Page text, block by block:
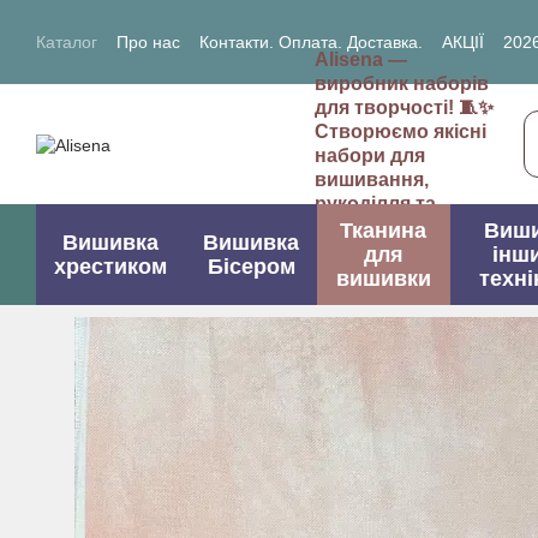
Каталог
Про нас Контакти. Оплата. Доставка. АКЦІЇ
Alisena —
виробник наборів
для творчості! 🧵✨
Створюємо якісні
набори для
вишивання,
рукоділля та
творчих проектів.
Вишивка
хрестиком
Вишивка
Бісером
Тканина
для
вишивки